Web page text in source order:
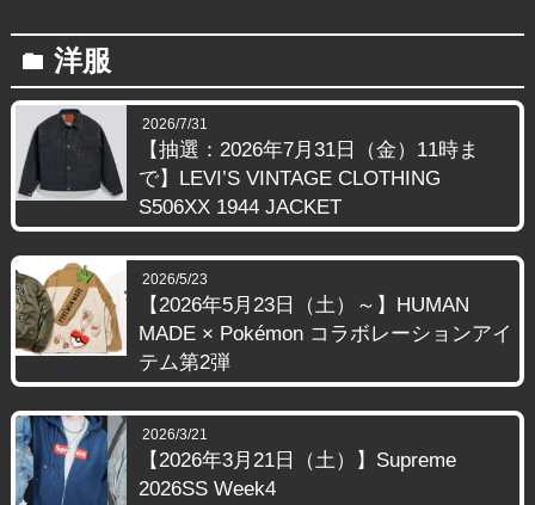
folder 洋服
2026/7/31
【抽選：2026年7月31日（金）11時ま
で】LEVI’S VINTAGE CLOTHING
S506XX 1944 JACKET
2026/5/23
【2026年5月23日（土）～】HUMAN
MADE × Pokémon コラボレーションアイ
テム第2弾
2026/3/21
【2026年3月21日（土）】Supreme
2026SS Week4